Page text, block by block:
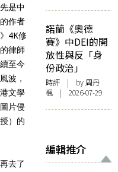
是中
作者
4K修
律師
至今
波，
文學
片侵
）的
去了
諾蘭《奧德
賽》中DEI的開
放性與反「身
份政治」
時評 | by周丹
楓 | 2026-07-29
編輯推介